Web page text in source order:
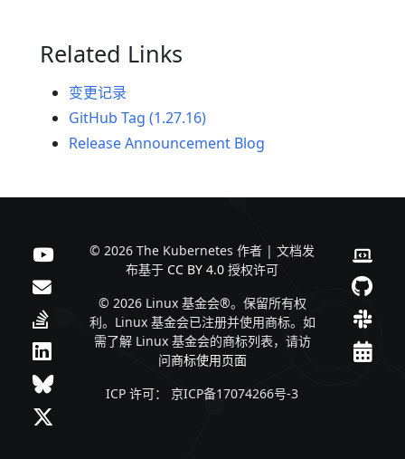
Related Links
变更记录
GitHub Tag (1.27.16)
Release Announcement Blog
© 2026 The Kubernetes 作者 | 文档发
布基于 CC BY 4.0 授权许可
© 2026 Linux 基金会®。保留所有权
利。Linux 基金会已注册并使用商标。如
需了解 Linux 基金会的商标列表，请访
问商标使用页面
ICP 许可： 京ICP备17074266号-3